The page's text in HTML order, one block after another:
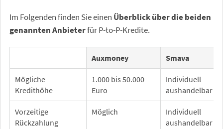
Im Folgenden finden Sie einen Überblick über die beiden
genannten Anbieterfür P-to-P-Kredite.
Auxmoney Smava
Mögliche
Kredithöhe
1.000 bis 50.000
Euro
Individuell
aushandelbar
Vorzeitige
Rückzahlung
Möglich
Individuell
aushandelbar